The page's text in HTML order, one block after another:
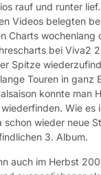
rauf und runter
Videos belegten
Charts wochenlang
bei Viva2
Spitze
Touren in ganz
konnte man
Wie es
schon wieder neue
3. Album.
auch im Herbst